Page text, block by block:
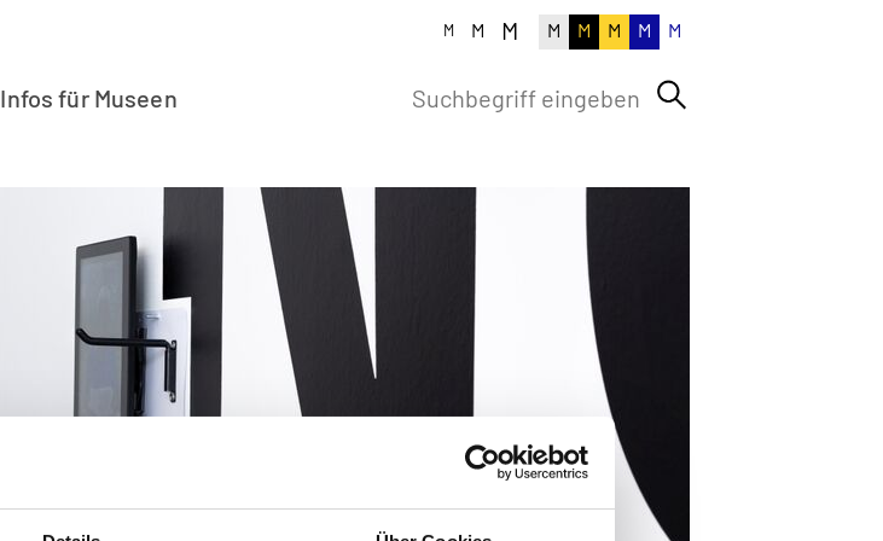
M M M M M M M M
Infos für Museen